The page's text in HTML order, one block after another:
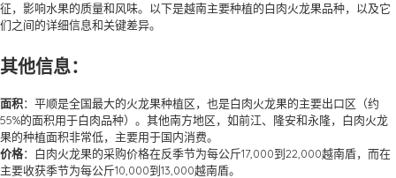
征，影响水果的质量和风味。以下是越南主要种植的白肉火龙果品种，以及它
们之间的详细信息和关键差异。
其他信息：
面积：平顺是全国最大的火龙果种植区，也是白肉火龙果的主要出口区（约
55%的面积用于白肉品种）。其他南方地区，如前江、隆安和永隆，白肉火龙
果的种植面积非常低，主要用于国内消费。
价格：白肉火龙果的采购价格在反季节为每公斤17,000到22,000越南盾，而在
主要收获季节为每公斤10,000到13,000越南盾。